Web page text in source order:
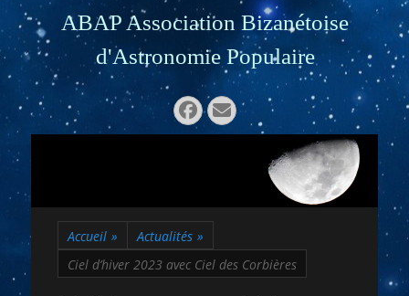
ABAP Association Bizanétoise
d'Astronomie Populaire
Rechercher :
Facebook
E-
mail
Accueil » Actualités »
Ciel d’hiver 2023 avec Ciel des Corbières